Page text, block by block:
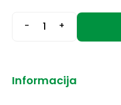
- +
Informacija